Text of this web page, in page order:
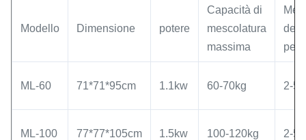
Modello Dimensione potere
Capacità di
mescolatura
massima
del
per
ML-60 71*71*95cm 1.1kw 60-70kg 2-5
ML-100 77*77*105cm 1.5kw 100-120kg 2-5